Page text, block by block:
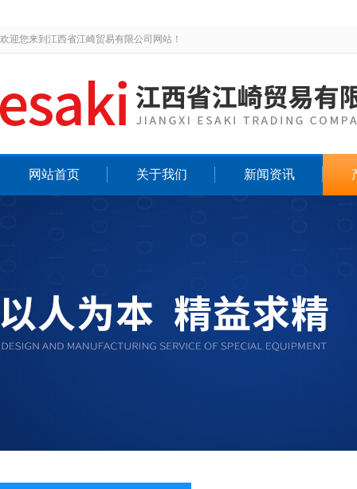
欢迎您来到江西省江崎贸易有限公司网站！
网站首页 关于我们 新闻资讯